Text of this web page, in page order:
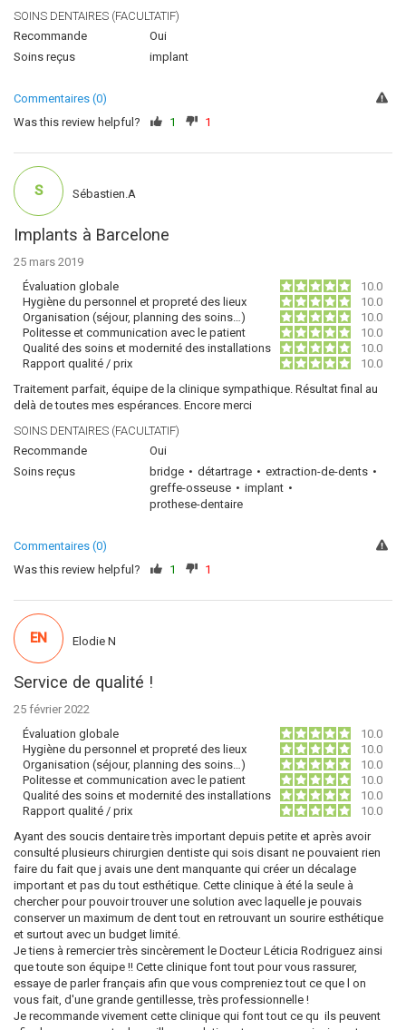
SOINS DENTAIRES (FACULTATIF)
Recommande
Oui
Soins reçus
implant
Commentaires (0)
Was this review helpful?
1 1
Implants à Barcelone
25 mars 2019
Évaluation globale
10.0
Hygiène du personnel et propreté des lieux
10.0
Organisation (séjour, planning des soins…)
10.0
Politesse et communication avec le patient
10.0
Qualité des soins et modernité des installations
10.0
Rapport qualité / prix
10.0
Traitement parfait, équipe de la clinique sympathique. Résultat final au
delà de toutes mes espérances. Encore merci
SOINS DENTAIRES (FACULTATIF)
Recommande
Oui
Soins reçus
bridge détartrage
extraction-de-dents
greffe-osseuse
implant
prothese-dentaire
S Sébastien.A
Commentaires (0)
Was this review helpful?
1 1
Service de qualité !
25 février 2022
Évaluation globale
10.0
Hygiène du personnel et propreté des lieux
10.0
Organisation (séjour, planning des soins…)
10.0
Politesse et communication avec le patient
10.0
Qualité des soins et modernité des installations
10.0
Rapport qualité / prix
10.0
Ayant des soucis dentaire très important depuis petite et après avoir
consulté plusieurs chirurgien dentiste qui sois disant ne pouvaient rien
faire du fait que j avais une dent manquante qui créer un décalage
important et pas du tout esthétique. Cette clinique à été la seule à
chercher pour pouvoir trouver une solution avec laquelle je pouvais
conserver un maximum de dent tout en retrouvant un sourire esthétique
et surtout avec un budget limité.
Je tiens à remercier très sincèrement le Docteur Léticia Rodriguez ainsi
que toute son équipe !! Cette clinique font tout pour vous rassurer,
essaye de parler français afin que vous compreniez tout ce que l on
vous fait, d'une grande gentillesse, très professionnelle !
Je recommande vivement cette clinique qui font tout ce qu ils peuvent
EN Elodie N